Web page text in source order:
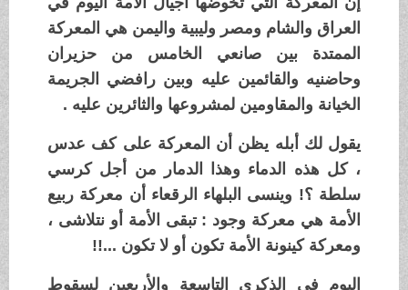
العراق والشام ومصر وليبية واليمن هي المعركة
الممتدة بين صانعي الخامس من حزيران
وحاضنيه والقائمين عليه وبين رافضي الجريمة
الخيانة والمقاومين لمشروعها والثائرين عليه .
يقول لك أبله يظن أن المعركة على كف عدس
، كل هذه الدماء وهذا الدمار من أجل كرسي
سلطة ؟! وينسى البلهاء الرقعاء أن معركة ربيع
الأمة هي معركة وجود : تبقى الأمة أو نتلاشى ،
ومعركة كينونة الأمة تكون أو لا تكون ...!!
اليوم في الذكرى التاسعة والأربعين لسقوط